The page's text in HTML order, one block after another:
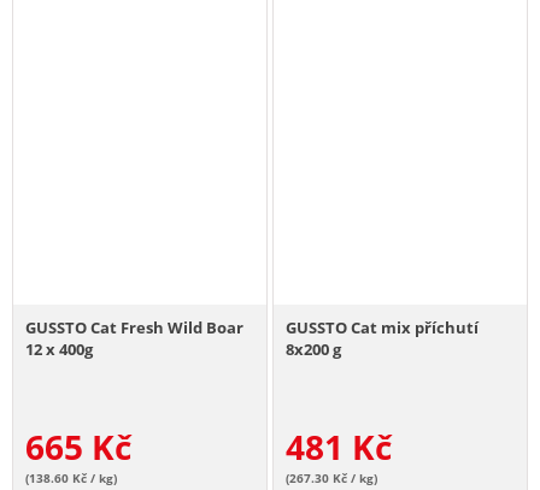
GUSSTO Cat Fresh Wild Boar
12 x 400g
665 Kč
(138.60 Kč / kg)
GUSSTO Cat mix příchutí
8x200 g
481 Kč
(267.30 Kč / kg)